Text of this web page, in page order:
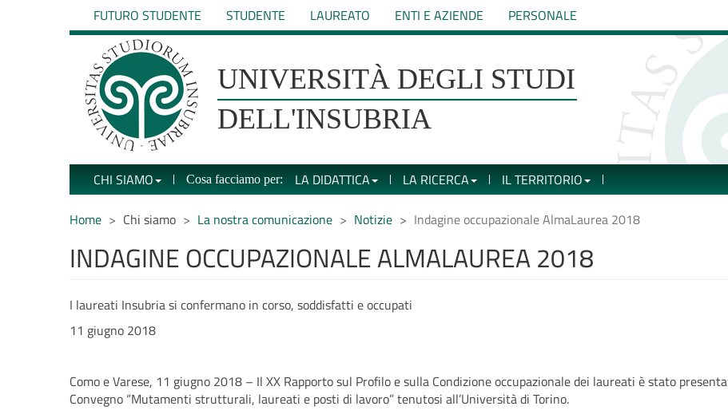
FUTURO STUDENTE STUDENTE LAUREATO ENTI E AZIENDE PERSONALE
UNIVERSITÀ DEGLI STUDI
DELL'INSUBRIA
UNIVERSIT�
DEGLI
STUDI
DELL'INSUBRIA
CHI SIAMO Cosa facciamo per: LA DIDATTICA LA RICERCA IL TERRITORIO
Home Chi siamo La nostra comunicazione Notizie Indagine occupazionale AlmaLaurea 2018
INDAGINE OCCUPAZIONALE ALMALAUREA 2018
I laureati Insubria si confermano in corso, soddisfatti e occupati
11 giugno 2018
Como e Varese, 11 giugno 2018 – Il XX Rapporto sul Profilo e sulla Condizione occupazionale dei laureati è stato
Convegno “Mutamenti strutturali, laureati e posti di lavoro” tenutosi all’Università di Torino.